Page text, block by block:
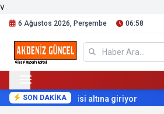
v
6 Ağustos 2026, Perşembe 06:58
SON DAKİKA
sıcaklarının etkisi altına giriyor